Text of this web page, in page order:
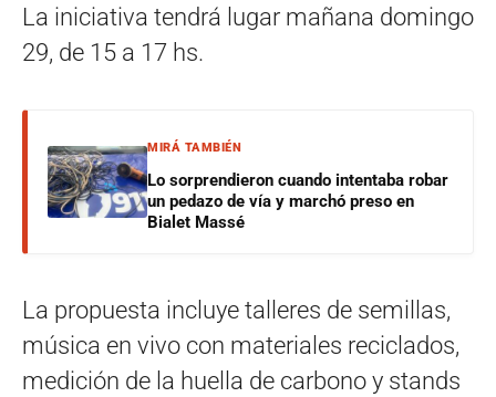
La iniciativa tendrá lugar mañana domingo
29, de 15 a 17 hs.
MIRÁ TAMBIÉN
Lo sorprendieron cuando intentaba robar
un pedazo de vía y marchó preso en
Bialet Massé
La propuesta incluye talleres de semillas,
música en vivo con materiales reciclados,
medición de la huella de carbono y stands